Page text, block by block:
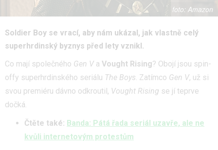
Amazon
Soldier Boy se vrací, aby nám ukázal, jak vlastně celý
superhrdinský byznys před lety vznikl.
Co mají společného Gen V a Vought Rising? Obojí jsou spin-
offy superhrdinského seriálu The Boys. Zatímco Gen V, už si
svou premiéru dávno odkroutil, Vought Rising se jí teprve
dočká.
Čtěte také: Banda: Pátá řada seriál uzavře, ale ne
kvůli internetovým protestům